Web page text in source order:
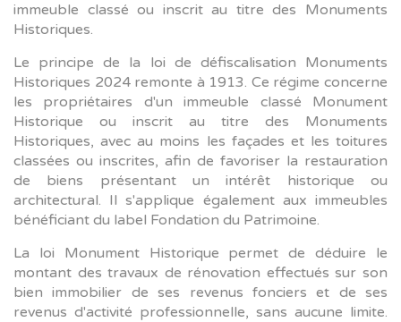
immeuble classé ou inscrit au titre des Monuments
Historiques.
Le principe de la loi de défiscalisation Monuments
Historiques 2024 remonte à 1913. Ce régime concerne
les propriétaires d'un immeuble classé Monument
Historique ou inscrit au titre des Monuments
Historiques, avec au moins les façades et les toitures
classées ou inscrites, afin de favoriser la restauration
de biens présentant un intérêt historique ou
architectural. Il s'applique également aux immeubles
bénéficiant du label Fondation du Patrimoine.
La loi Monument Historique permet de déduire le
montant des travaux de rénovation effectués sur son
bien immobilier de ses revenus fonciers et de ses
revenus d'activité professionnelle, sans aucune limite.